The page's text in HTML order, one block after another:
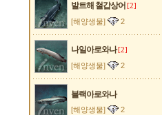
발트해 철갑상어 [2]
[해양생물] 2
나일아로와나 [2]
[해양생물] 2
블랙아로와나
[해양생물] 2